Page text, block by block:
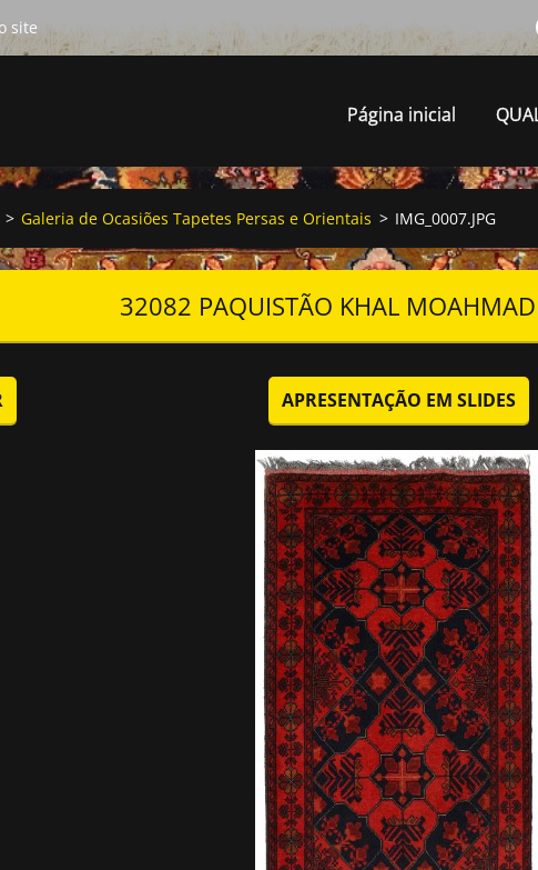
Página inicial
> Galeria de Ocasiões Tapetes Persas e Orientais > IMG_0007.JPG
32082 PAQUISTÃO KHAL
APRESENTAÇÃO EM SLIDES